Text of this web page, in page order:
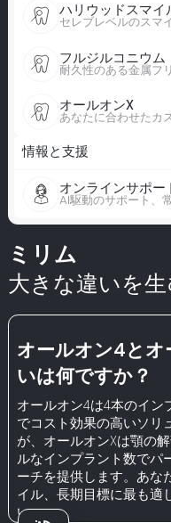
ハリウッドスマイ
セレブレベルのスマ
フルジルコニウム
耐久性のある金属フ
オールオンX
あなたに合わせたカ
情報と支援
オンラインサポー
AI駆動のサポート、
ミリム
大きな違いを
オールオン4とオ
いは何ですか？
オールオン4は4本のイン
でコスト効果の高いソリ
が、オールオンXは顎の
ルなインプラント数でパ
ーチを提供します。あな
イル、長期目標に最も適
い。